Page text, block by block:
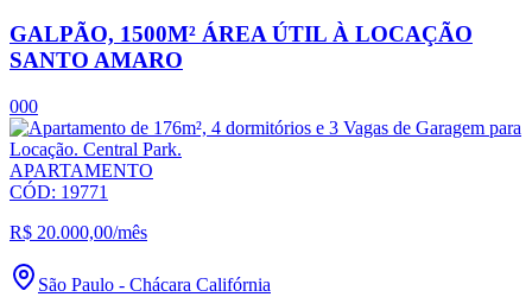
GALPÃO, 1500M² ÁREA ÚTIL À LOCAÇÃO
SANTO AMARO
000
APARTAMENTO
CÓD: 19771
R$ 20.000,00/mês
São Paulo - Chácara Califórnia